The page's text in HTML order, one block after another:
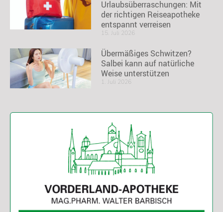
Urlaubsüberraschungen: Mit
der richtigen Reiseapotheke
entspannt verreisen
15. Juli 2026
Übermäßiges Schwitzen?
Salbei kann auf natürliche
Weise unterstützen
1. Juli 2026